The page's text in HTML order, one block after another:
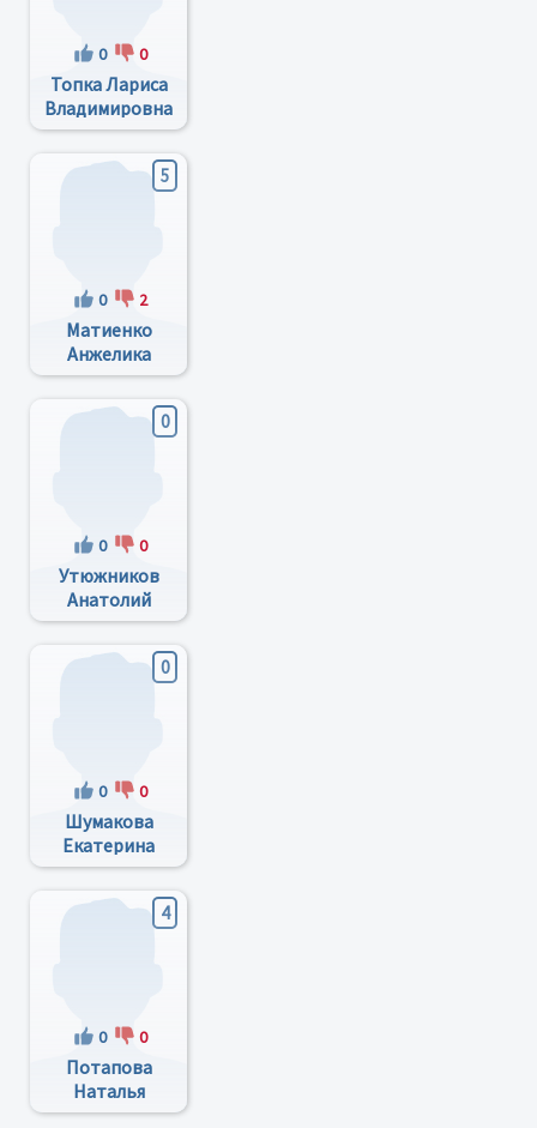
0 0
Топка Лариса
Владимировна
5
0 2
Матиенко
Анжелика
Валерьевна
0
0 0
Утюжников
Анатолий
Витальевич
0
0 0
Шумакова
Екатерина
Андреевна
4
0 0
Потапова
Наталья
Иннокентьевна